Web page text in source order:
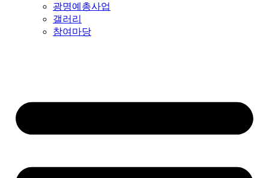
광명예총사업
갤러리
참여마당